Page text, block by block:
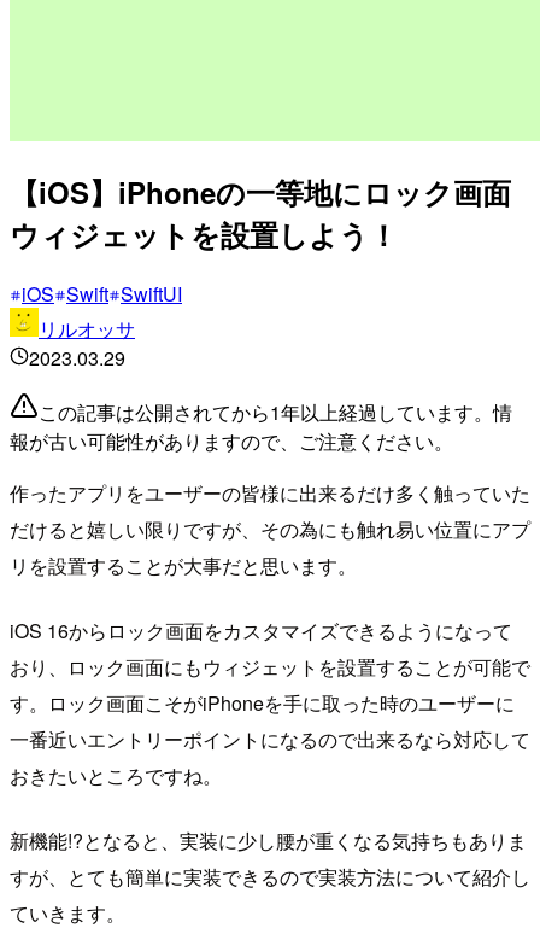
【iOS】iPhoneの一等地にロック画面
ウィジェットを設置しよう！
iOS Swift SwiftUI
リルオッサ
2023.03.29
この記事は公開されてから1年以上経過しています。情
報が古い可能性がありますので、ご注意ください。
作ったアプリをユーザーの皆様に出来るだけ多く触っていた
だけると嬉しい限りですが、その為にも触れ易い位置にアプ
リを設置することが大事だと思います。
iOS 16からロック画面をカスタマイズできるようになって
おり、ロック画面にもウィジェットを設置することが可能で
す。ロック画面こそがiPhoneを手に取った時のユーザーに
一番近いエントリーポイントになるので出来るなら対応して
おきたいところですね。
新機能!?となると、実装に少し腰が重くなる気持ちもありま
すが、とても簡単に実装できるので実装方法について紹介し
ていきます。